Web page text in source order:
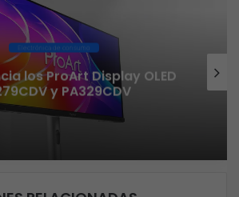
Electrónica de consumo
los ProArt Display OLED
y PA329CDV